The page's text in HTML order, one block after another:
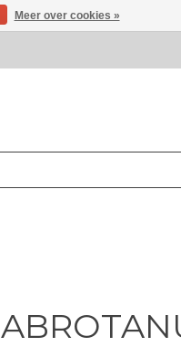
Meer over cookies »